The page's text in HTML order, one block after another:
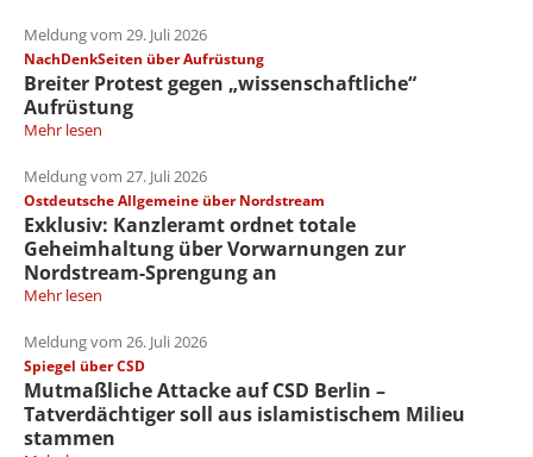
Meldung vom 29. Juli 2026
NachDenkSeiten über Aufrüstung
Breiter Protest gegen „wissenschaftliche“
Aufrüstung
Mehr lesen
Meldung vom 27. Juli 2026
Ostdeutsche Allgemeine über Nordstream
Exklusiv: Kanzleramt ordnet totale
Geheimhaltung über Vorwarnungen zur
Nordstream-Sprengung an
Mehr lesen
Meldung vom 26. Juli 2026
Spiegel über CSD
Mutmaßliche Attacke auf CSD Berlin –
Tatverdächtiger soll aus islamistischem Milieu
stammen